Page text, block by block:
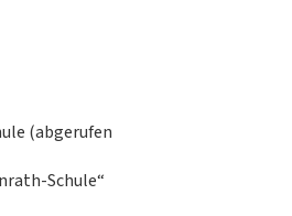
(abgerufen
Schule“